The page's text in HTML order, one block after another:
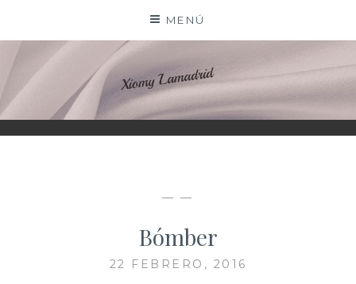
contenido
MENÚ
XIOMY LAMADRID
— —
Bómber
22 FEBRERO, 2016